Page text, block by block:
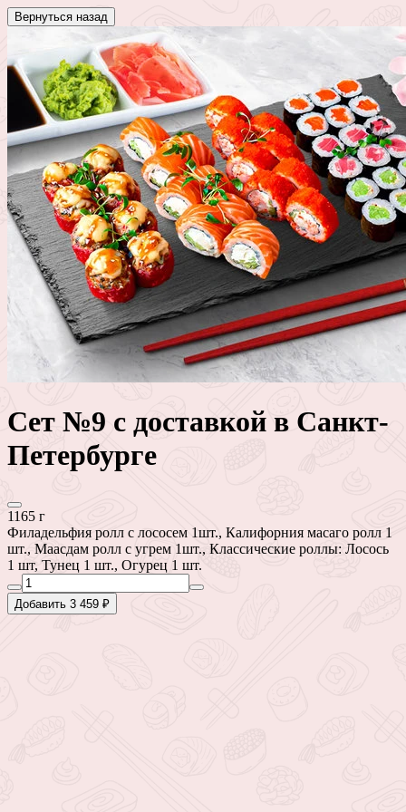
Вернуться назад
Сет №9 с доставкой в Санкт-
Петербурге
1165 г
Филадельфия ролл с лососем 1шт., Калифорния масаго ролл 1
шт., Маасдам ролл с угрем 1шт., Классические роллы: Лосось
1 шт, Тунец 1 шт., Огурец 1 шт.
Добавить 3 459 ₽